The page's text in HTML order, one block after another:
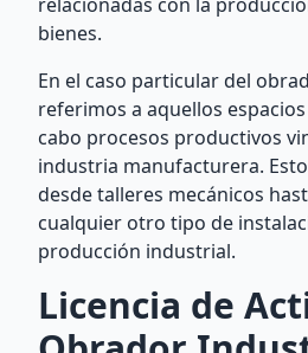
bienes.
En el caso particular del
referimos a aquellos
cabo procesos productivos
industria manufacturera.
desde talleres mecánicos
cualquier otro tipo de
producción industrial.
Licencia de